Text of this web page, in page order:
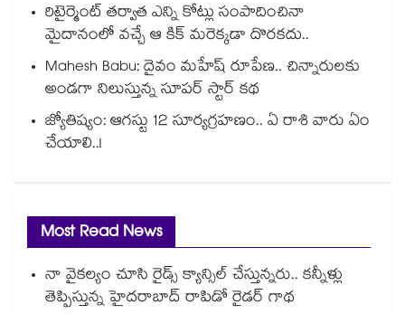
రిటైర్మెంట్ తర్వాత ఎన్ని కోట్లు సంపాదించినా
మైదానంలో వచ్చే ఆ కిక్ మరెక్కడా దొరకదు..
Mahesh Babu: దైవం మహేష్ రూపేణ.. చిన్నారులకు
అండగా నిలుస్తున్న సూపర్ స్టార్ కథ
జ్యోతిష్యం: ఆగస్టు 12 సూర్యగ్రహణం.. ఏ రాశి వారు ఏం
చేయాలి..!
Most Read News
నా వైకల్యం చూసి రైడ్స్ క్యాన్సిల్ చేస్తున్నరు.. కన్నీళ్లు
తెప్పిస్తున్న హైదరాబాద్ రాపిడో రైడర్ గాథ